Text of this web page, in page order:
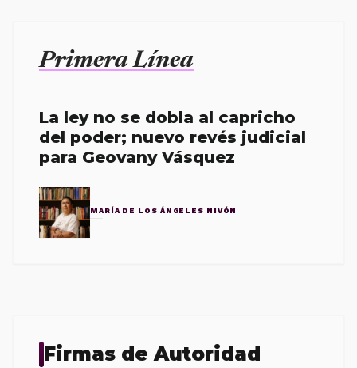
Primera Línea
La ley no se dobla al capricho
del poder; nuevo revés judicial
para Geovany Vásquez
MARÍA DE LOS ÁNGELES NIVÓN
Firmas de Autoridad